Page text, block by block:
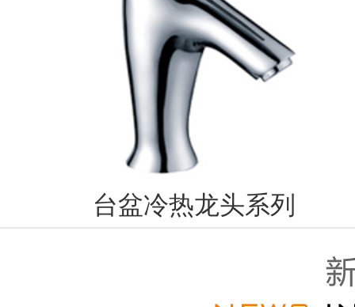
台盆冷热龙头系列